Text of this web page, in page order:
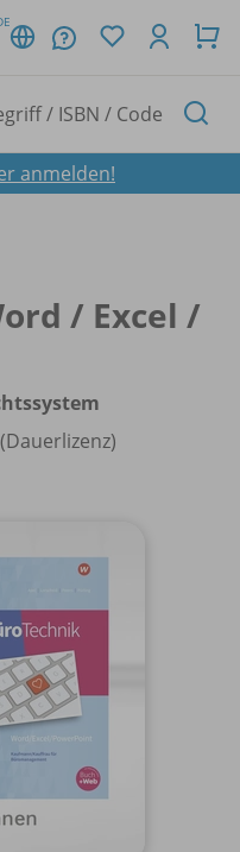
anmelden!
/ Excel /